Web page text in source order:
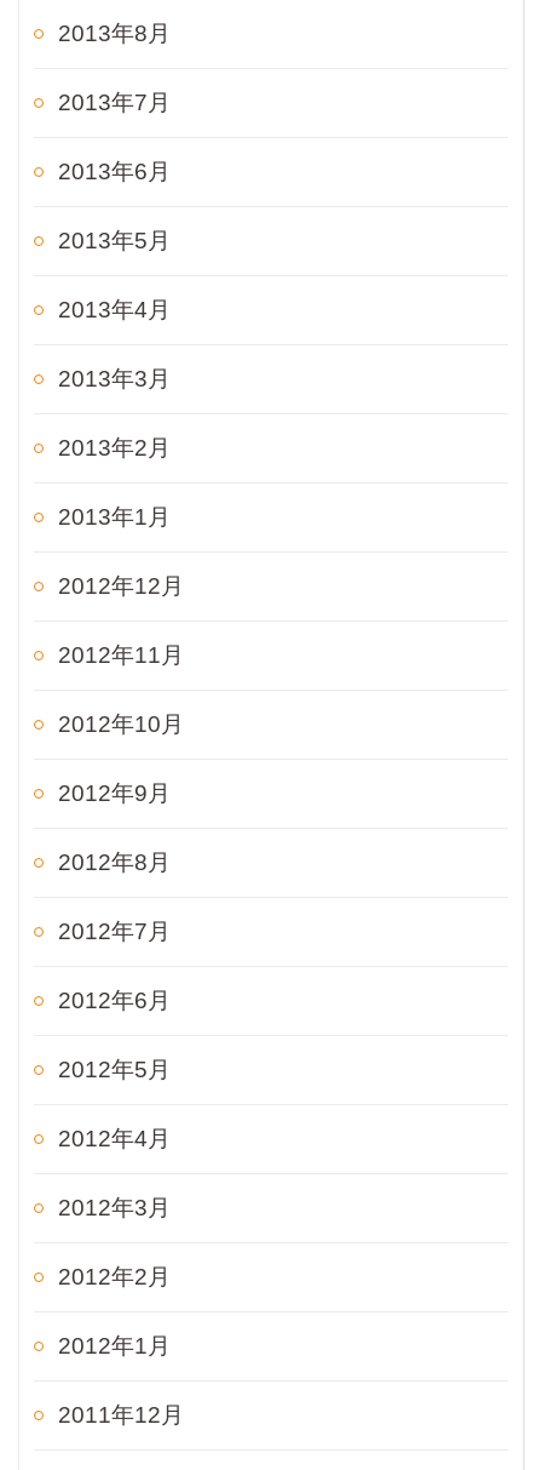
2013年8月
2013年7月
2013年6月
2013年5月
2013年4月
2013年3月
2013年2月
2013年1月
2012年12月
2012年11月
2012年10月
2012年9月
2012年8月
2012年7月
2012年6月
2012年5月
2012年4月
2012年3月
2012年2月
2012年1月
2011年12月